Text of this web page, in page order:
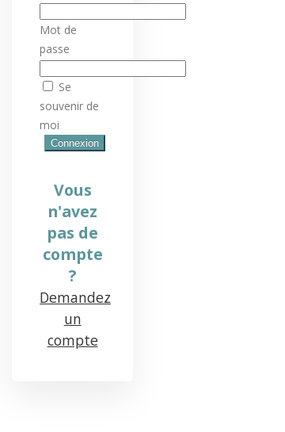
Mot de
passe
Se
souvenir de
moi
Vous
n'avez
pas de
compte
?
Demandez
un
compte